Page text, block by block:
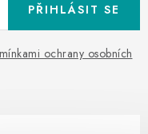
ochrany osobních
PŘIHLÁSIT SE